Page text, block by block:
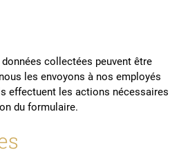
collectées peuvent être
les envoyons à nos employés
effectuent les actions nécessaires
du formulaire.